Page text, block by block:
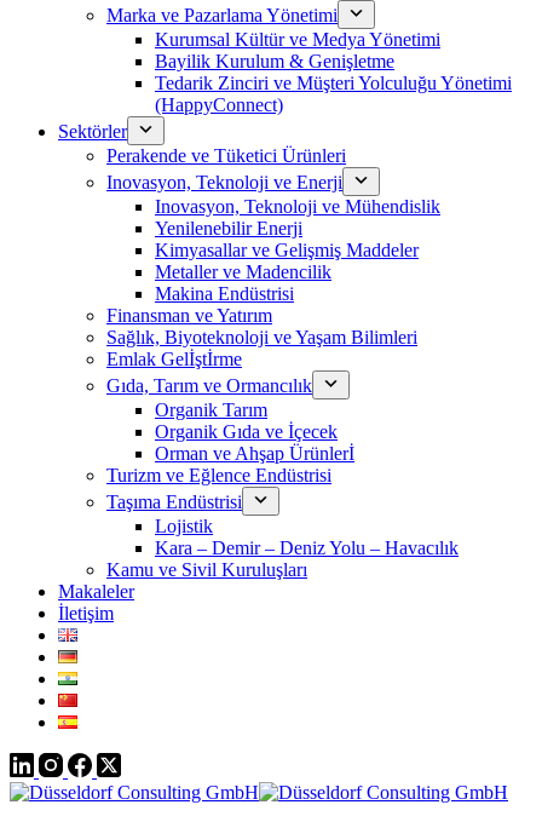
Marka ve Pazarlama Yönetimi
Kurumsal Kültür ve Medya Yönetimi
Bayilik Kurulum & Genişletme
Tedarik Zinciri ve Müşteri Yolculuğu Yönetimi
(HappyConnect)
Sektörler
Perakende ve Tüketici Ürünleri
Inovasyon, Teknoloji ve Enerji
Inovasyon, Teknoloji ve Mühendislik
Yenilenebilir Enerji
Kimyasallar ve Gelişmiş Maddeler
Metaller ve Madencilik
Makina Endüstrisi
Finansman ve Yatırım
Sağlık, Biyoteknoloji ve Yaşam Bilimleri
Emlak Gelİştİrme
Gıda, Tarım ve Ormancılık
Organik Tarım
Organik Gıda ve İçecek
Orman ve Ahşap Ürünlerİ
Turizm ve Eğlence Endüstrisi
Taşıma Endüstrisi
Lojistik
Kara – Demir – Deniz Yolu – Havacılık
Kamu ve Sivil Kuruluşları
Makaleler
İletişim